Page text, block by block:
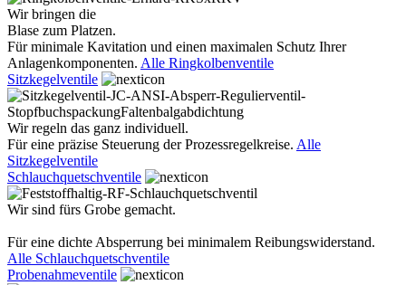
Wir bringen die
Blase zum Platzen.
Für minimale Kavitation und einen maximalen Schutz Ihrer
Anlagenkomponenten. Alle Ringkolbenventile
Sitzkegelventile
Wir regeln das ganz individuell.
Für eine präzise Steuerung der Prozessregelkreise. Alle
Sitzkegelventile
Schlauchquetschventile
Wir sind fürs Grobe gemacht.
Für eine dichte Absperrung bei minimalem Reibungswiderstand.
Alle Schlauchquetschventile
Probenahmeventile